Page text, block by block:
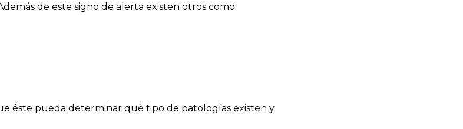
de este signo de alerta existen otros como:
éste pueda determinar qué tipo de patologías existen y